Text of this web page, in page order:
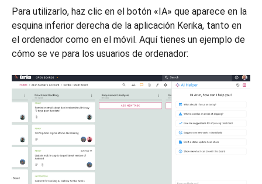
Para utilizarlo, haz clic en el botón «IA» que aparece en la
esquina inferior derecha de la aplicación Kerika, tanto en
el ordenador como en el móvil. Aquí tienes un ejemplo de
cómo se ve para los usuarios de ordenador: